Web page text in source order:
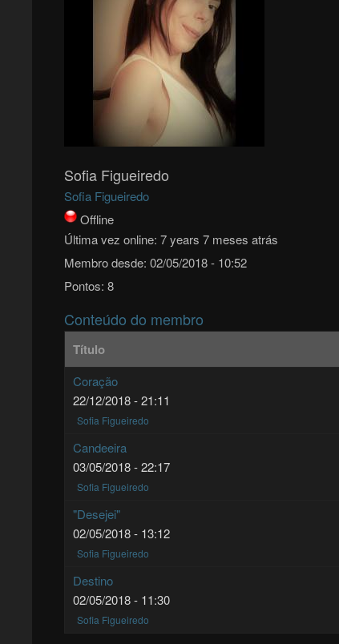
Sofia Figueiredo
Sofia Figueiredo
Offline
Última vez online: 7 years 7 meses atrás
Membro desde: 02/05/2018 - 10:52
Pontos: 8
Conteúdo do membro
Título
Coração
22/12/2018 - 21:11
Sofia Figueiredo
Candeeira
03/05/2018 - 22:17
Sofia Figueiredo
"Desejei"
02/05/2018 - 13:12
Sofia Figueiredo
Destino
02/05/2018 - 11:30
Sofia Figueiredo